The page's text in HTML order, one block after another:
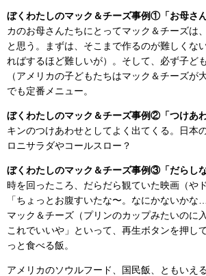
ぼくわたしのマック＆チーズ事例①「お母さん
カのお母さんたちにとってマック＆チーズは
と思う。まずは、そこまで作るのが難しくな
ればするほど難しいが）。そして、必ず子ど
（アメリカの子どもたちはマック＆チーズが
でも定番メニュー。
ぼくわたしのマック＆チーズ事例②「つけあわ
キンのつけあわせとしてよく出てくる。日本
ロニサラダやコールスロー？
ぼくわたしのマック＆チーズ事例③「だらしな
時を回ったころ、だらだら観ていた映画（や
「ちょっとお腹すいたな〜。なにかないか
マック＆チーズ（プリンのカップみたいのに
これでいいや」といって、再生ボタンを押し
っと食べる飯。
アメリカのソウルフード、国民飯、ともいえ